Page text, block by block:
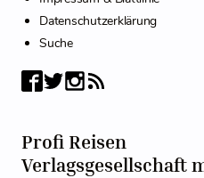
Datenschutzerklärung
Suche
Profi Reisen
Verlagsgesellschaft